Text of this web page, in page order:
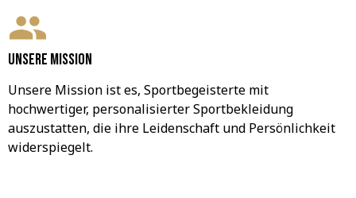
Unsere Mission
Unsere Mission ist es, Sportbegeisterte mit
hochwertiger, personalisierter Sportbekleidung
auszustatten, die ihre Leidenschaft und Persönlichkeit
widerspiegelt.